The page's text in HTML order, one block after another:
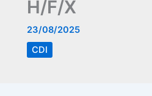
H/F/X
23/08/2025
CDI